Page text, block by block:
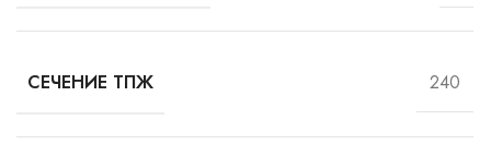
СЕЧЕНИЕ ТПЖ 240